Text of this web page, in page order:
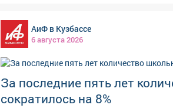
тысяч рублей на приобретение
903 семьям, чей уровень дохода
АиФ в Кузбассе
6 августа 2026
За последние пять лет
сократилось на 8%